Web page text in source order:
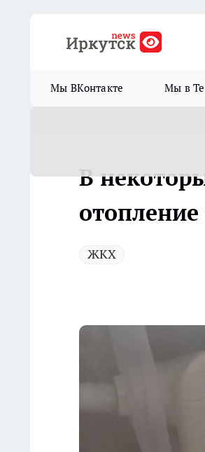
Мы ВКонтакте Мы в
В
ЖКХ